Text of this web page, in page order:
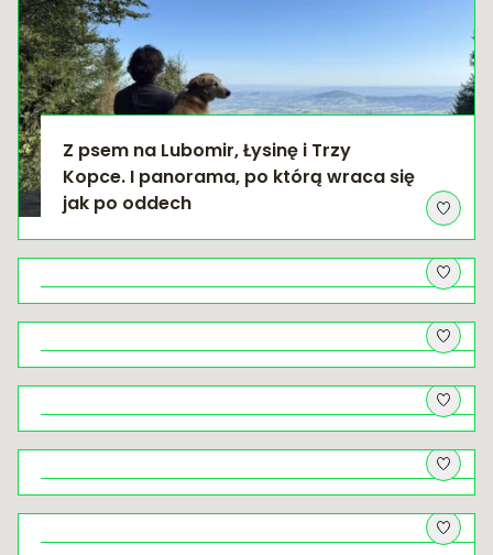
Z psem na Lubomir, Łysinę i Trzy
Kopce. I panorama, po którą wraca się
jak po oddech
Natura pod dachem – przyrodniczy
Kraków na niepogodę
Świat ukryty ‒ krużganki klasztorów
krakowskich
Kryminalny Kraków (18+). Spacer
tropem najsłynniejszych zbrodni w
dziejach miasta
Rowerem z widokami – wycieczka
rowerowa przez Dolinki Krakowskie